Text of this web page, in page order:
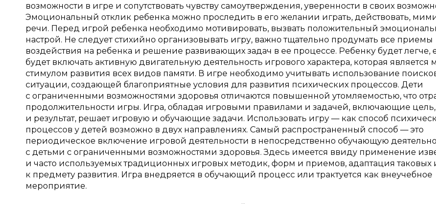
возможности в игре и сопутствовать чувству самоутверждения, уверенности в своих
Эмоциональный отклик ребенка можно проследить в его желании играть, действовать,
речи. Перед игрой ребенка необходимо мотивировать, вызвать положительный
настрой. Не следует стихийно организовывать игру, важно тщательно продумать все приемы
воздействия на ребенка и решение развивающих задач в ее процессе. Ребенку будет легче,
будет включать активную двигательную деятельность игрового характера, которая
стимулом развития всех видов памяти. В игре необходимо учитывать использование
ситуации, создающей благоприятные условия для развития психических процессов. Дети
с ограниченными возможностями здоровья отличаются повышенной утомляемостью, что
продолжительности игры. Игра, обладая игровыми правилами и задачей, включающие цель,
и результат, решает игровую и обучающие задачи. Использовать игру — как способ
процессов у детей возможно в двух направлениях. Самый распространенный способ — это
периодическое включение игровой деятельности в непосредственно обучающую
с детьми с ограниченными возможностями здоровья. Здесь имеется ввиду применение
и часто используемых традиционных игровых методик, форм и приемов, адаптация таковых
к предмету развития. Игра внедряется в обучающий процесс или трактуется как внеучебное
мероприятие.